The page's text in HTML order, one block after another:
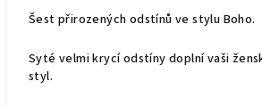
Šest přirozených odstínů ve stylu Boho.
Syté velmi krycí odstíny doplní vaši
styl.